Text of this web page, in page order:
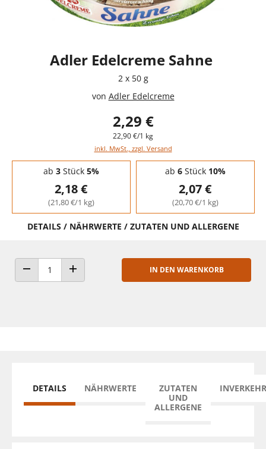
Adler Edelcreme Sahne
2 x 50 g
von Adler Edelcreme
2,29 €
22,90 €/1 kg
inkl. MwSt., zzgl. Versand
Staffelpreise - Mengenrabatt
ab 3Stück 5%
2,18 €
(21,80 €/1 kg)
ab 6Stück 10%
2,07 €
(20,70 €/1 kg)
DETAILS / NÄHRWERTE / ZUTATEN UND ALLERGENE
ANZAHL VERRINGERNANZAHL ERHÖHEN
IN DEN WARENKORB
DETAILS NÄHRWERTE
ZUTATEN
UND
ALLERGENE